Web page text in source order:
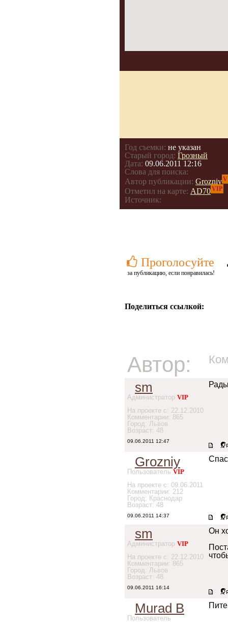
Год съемки: не указан
Старый город: Грозный
Дата: 09.06.2011 12:16
Слова для поиска:
Автор публикации: Grozniy
Отметил на карте: AD70VIP
Источник:
Проголосуйте
за публикацию, если понравилась!
Поделиться ссылкой:
Автор:
sm
Администратор VIP
На проекте с: 22.12.2010
Комментарии: 865
Город: Львов
Возраст: 48
09.06.2011 12:47
Grozniy
Пользователь VIP
На проекте с: 09.06.2011
Комментарии: 212
Город: Краснодар
Возраст: 48
09.06.2011 14:37
sm
Администратор VIP
На проекте с: 22.12.2010
Комментарии: 865
Город: Львов
Возраст: 48
Он
09.06.2011 16:14
Murad B
Пользователь